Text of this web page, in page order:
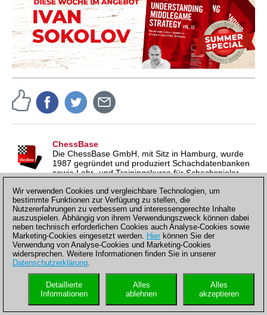
ChessBase
Die ChessBase GmbH, mit Sitz in Hamburg, wurde
1987 gegründet und produziert Schachdatenbanken
sowie Lehr- und Trainingskurse für Schachspieler.
Nachrichten aus der Schachwelt. ChessBase News erscheint
inzwischen in vier Sprachen und gilt weltweit als wichtigste
Schachnachrichtenseite.
Diskutieren
Regeln für Leserkommentare
Benutzer
Kennwort
Wir verwenden Cookies und vergleichbare Technologien, um
bestimmte Funktionen zur Verfügung zu stellen, die
Nutzererfahrungen zu verbessern und interessengerechte Inhalte
auszuspielen. Abhängig von ihrem Verwendungszweck können dabei
neben technisch erforderlichen Cookies auch Analyse-Cookies sowie
Marketing-Cookies eingesetzt werden. Hier können Sie der
Verwendung von Analyse-Cookies und Marketing-Cookies
widersprechen. Weitere Informationen finden Sie in unserer
Datenschutzerklärung.
Alles
akzeptieren
Alles
ablehnen
Detaillierte
Informationen